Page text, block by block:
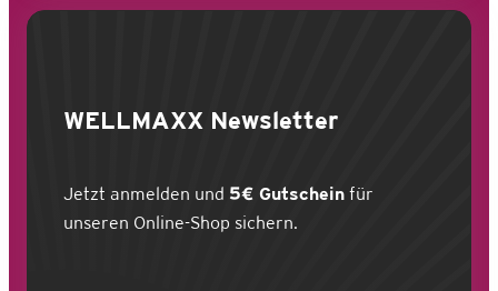
WELLMAXX Newsletter
Jetzt anmelden und 5€ Gutschein für
unseren Online-Shop sichern.